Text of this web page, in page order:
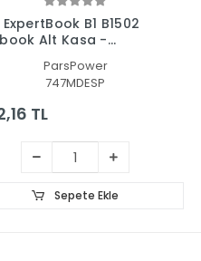
B1 B1502
Alt Kasa -
ParsPower
747MDESP
TL
Sepete Ekle